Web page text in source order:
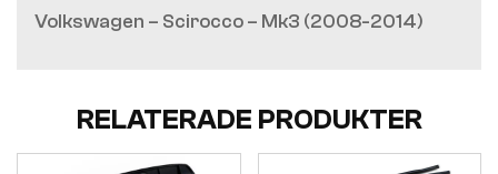
Volkswagen – Scirocco – Mk3 (2008-2014)
RELATERADE PRODUKTER